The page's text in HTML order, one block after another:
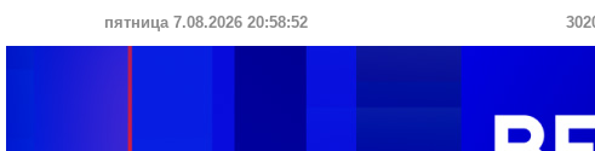
пятница 7.08.2026 20:58:53